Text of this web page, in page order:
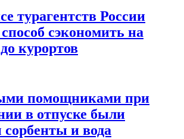
турагентств России
сэкономить на
курортов
помощниками при
в отпуске были
и вода